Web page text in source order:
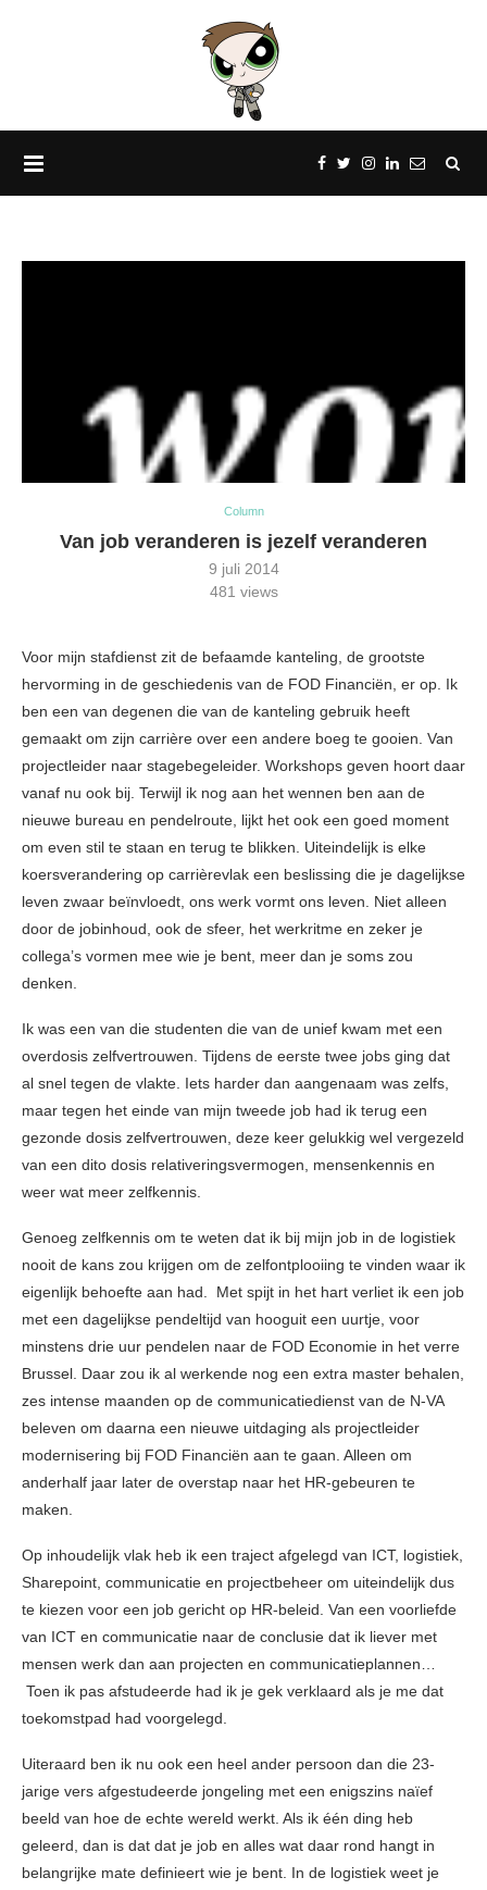
Column
Van job veranderen is jezelf veranderen
9 juli 2014
481 views
Voor mijn stafdienst zit de befaamde kanteling, de grootste
hervorming in de geschiedenis van de FOD Financiën, er op. Ik
ben een van degenen die van de kanteling gebruik heeft
gemaakt om zijn carrière over een andere boeg te gooien. Van
projectleider naar stagebegeleider. Workshops geven hoort daar
vanaf nu ook bij. Terwijl ik nog aan het wennen ben aan de
nieuwe bureau en pendelroute, lijkt het ook een goed moment
om even stil te staan en terug te blikken. Uiteindelijk is elke
koersverandering op carrièrevlak een beslissing die je dagelijkse
leven zwaar beïnvloedt, ons werk vormt ons leven. Niet alleen
door de jobinhoud, ook de sfeer, het werkritme en zeker je
collega’s vormen mee wie je bent, meer dan je soms zou
denken.
Ik was een van die studenten die van de unief kwam met een
overdosis zelfvertrouwen. Tijdens de eerste twee jobs ging dat
al snel tegen de vlakte. Iets harder dan aangenaam was zelfs,
maar tegen het einde van mijn tweede job had ik terug een
gezonde dosis zelfvertrouwen, deze keer gelukkig wel vergezeld
van een dito dosis relativeringsvermogen, mensenkennis en
weer wat meer zelfkennis.
Genoeg zelfkennis om te weten dat ik bij mijn job in de logistiek
nooit de kans zou krijgen om de zelfontplooiing te vinden waar ik
eigenlijk behoefte aan had. Met spijt in het hart verliet ik een job
met een dagelijkse pendeltijd van hooguit een uurtje, voor
minstens drie uur pendelen naar de FOD Economie in het verre
Brussel. Daar zou ik al werkende nog een extra master behalen,
zes intense maanden op de communicatiedienst van de N-VA
beleven om daarna een nieuwe uitdaging als projectleider
modernisering bij FOD Financiën aan te gaan. Alleen om
anderhalf jaar later de overstap naar het HR-gebeuren te
maken.
Op inhoudelijk vlak heb ik een traject afgelegd van ICT, logistiek,
Sharepoint, communicatie en projectbeheer om uiteindelijk dus
te kiezen voor een job gericht op HR-beleid. Van een voorliefde
van ICT en communicatie naar de conclusie dat ik liever met
mensen werk dan aan projecten en communicatieplannen…
Toen ik pas afstudeerde had ik je gek verklaard als je me dat
toekomstpad had voorgelegd.
Uiteraard ben ik nu ook een heel ander persoon dan die 23-
jarige vers afgestudeerde jongeling met een enigszins naïef
beeld van hoe de echte wereld werkt. Als ik één ding heb
geleerd, dan is dat dat je job en alles wat daar rond hangt in
belangrijke mate definieert wie je bent. In de logistiek weet je